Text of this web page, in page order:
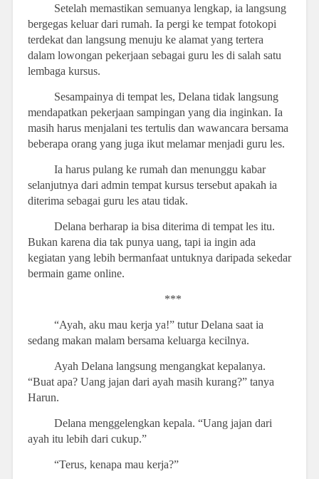
Setelah memastikan semuanya lengkap, ia langsung
bergegas keluar dari rumah. Ia pergi ke tempat fotokopi
terdekat dan langsung menuju ke alamat yang tertera
dalam lowongan pekerjaan sebagai guru les di salah satu
lembaga kursus.
Sesampainya di tempat les, Delana tidak langsung
mendapatkan pekerjaan sampingan yang dia inginkan. Ia
masih harus menjalani tes tertulis dan wawancara bersama
beberapa orang yang juga ikut melamar menjadi guru les.
Ia harus pulang ke rumah dan menunggu kabar
selanjutnya dari admin tempat kursus tersebut apakah ia
diterima sebagai guru les atau tidak.
Delana berharap ia bisa diterima di tempat les itu.
Bukan karena dia tak punya uang, tapi ia ingin ada
kegiatan yang lebih bermanfaat untuknya daripada sekedar
bermain game online.
***
“Ayah, aku mau kerja ya!” tutur Delana saat ia
sedang makan malam bersama keluarga kecilnya.
Ayah Delana langsung mengangkat kepalanya.
“Buat apa? Uang jajan dari ayah masih kurang?” tanya
Harun.
Delana menggelengkan kepala. “Uang jajan dari
ayah itu lebih dari cukup.”
“Terus, kenapa mau kerja?”